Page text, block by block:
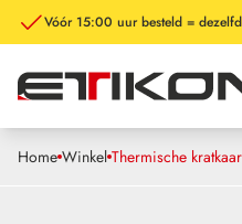
Vóór 15:00 uur besteld =
Home Winkel Thermische
Offerte